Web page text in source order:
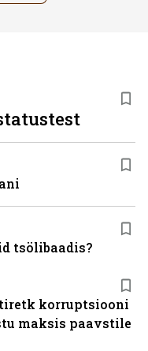
korruptsiooni
maksis paavstile
tsölibaadis?